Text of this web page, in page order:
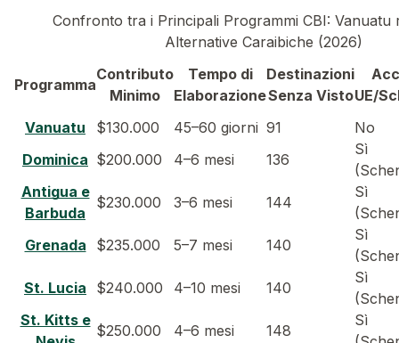
Confronto tra i Principali Programmi CBI: Vanuatu
Alternative Caraibiche (2026)
Programma
Contributo
Minimo
Tempo di
Elaborazione
Destinazioni
Senza VistoUE/
Vanuatu
$130.000 45–60 giorni 91
No
Dominica $200.000 4–6 mesi 136
Sì
Antigua e
Barbuda
$230.000 3–6 mesi 144
Sì
Grenada
$235.000 5–7 mesi 140
Sì
St. Lucia
$240.000 4–10 mesi 140
Sì
St. Kitts e
$250.000 4–6 mesi 148
Sì